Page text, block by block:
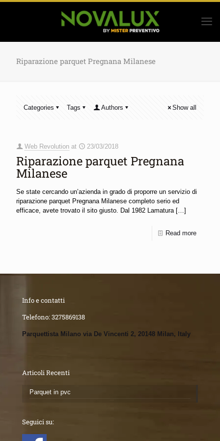
Riparazione parquet Pregnana Milanese
Categories Tags Authors Show all
Web Revolution at 23/03/2018
Riparazione parquet Pregnana
Milanese
Se state cercando un’azienda in grado di proporre un servizio di
riparazione parquet Pregnana Milanese completo serio ed
efficace, avete trovato il sito giusto. Dal 1982 Lamatura[…]
Read more
Info e contatti
Telefono:3275869138
Parquettista Milano via De Vincenti 2, 20148 Milan, Italy
Articoli Recenti
Parquet in pvc
Seguici su: